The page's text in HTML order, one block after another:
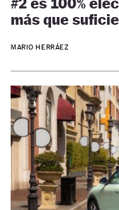
más que
MARIO HERRÁEZ